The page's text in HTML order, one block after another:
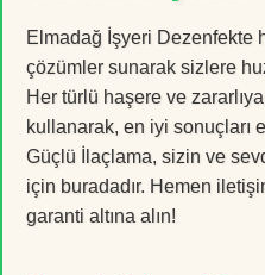
Elmadağ İşyeri Dezenfekte
çözümler sunarak sizlere
Her türlü haşere ve
kullanarak, en iyi sonuçları
Güçlü İlaçlama, sizin ve
için buradadır. Hemen
garanti altına alın!